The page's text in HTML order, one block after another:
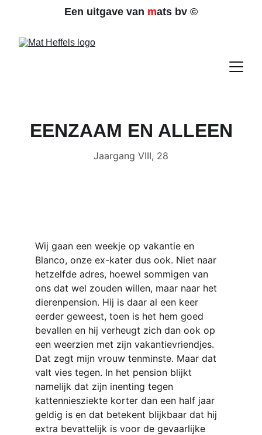
Een uitgave van mats bv ©
EENZAAM EN ALLEEN
Jaargang VIII, 28
Wij gaan een weekje op vakantie en
Blanco, onze ex-kater dus ook. Niet naar
hetzelfde adres, hoewel sommigen van
ons dat wel zouden willen, maar naar het
dierenpension. Hij is daar al een keer
eerder geweest, toen is het hem goed
bevallen en hij verheugt zich dan ook op
een weerzien met zijn vakantievriendjes.
Dat zegt mijn vrouw tenminste. Maar dat
valt vies tegen. In het pension blijkt
namelijk dat zijn inenting tegen
kattenniesziekte korter dan een half jaar
geldig is en dat betekent blijkbaar dat hij
extra bevattelijk is voor de gevaarlijke